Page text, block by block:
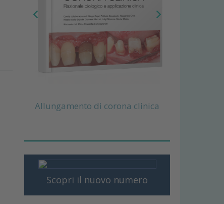
Allungamento di corona clinica
Scopri il nuovo numero